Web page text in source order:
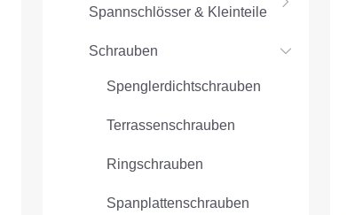
Spannschlösser & Kleinteile
Schrauben
Spenglerdichtschrauben
Terrassenschrauben
Ringschrauben
Spanplattenschrauben